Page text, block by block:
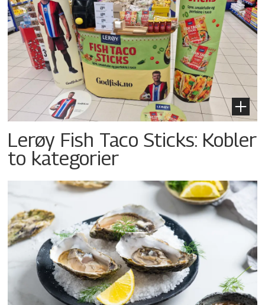
Lerøy Fish Taco Sticks: Kobler
to kategorier